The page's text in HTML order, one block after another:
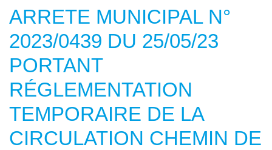
ARRETE MUNICIPAL N°
2023/0439 DU 25/05/23
PORTANT
RÉGLEMENTATION
TEMPORAIRE DE LA
CIRCULATION CHEMIN DE